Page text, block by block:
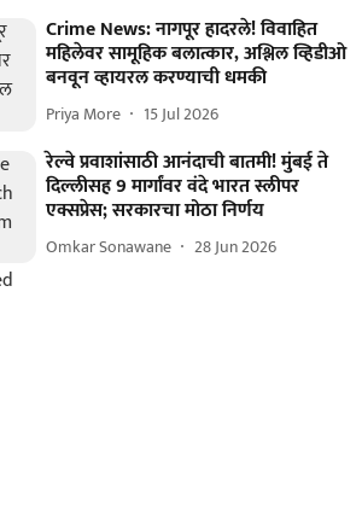
Crime News: नागपूर हादरले! विवाहित
महिलेवर सामूहिक बलात्कार, अश्लिल व्हिडीओ
बनवून व्हायरल करण्याची धमकी
Priya More 15 Jul 2026
रेल्वे प्रवाशांसाठी आनंदाची बातमी! मुंबई ते
दिल्लीसह 9 मार्गांवर वंदे भारत स्लीपर
एक्सप्रेस; सरकारचा मोठा निर्णय
Omkar Sonawane 28 Jun 2026